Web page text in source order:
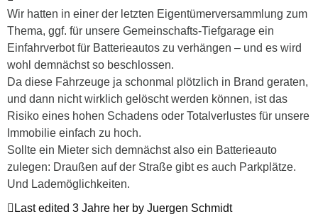
Wir hatten in einer der letzten Eigentümerversammlung zum
Thema, ggf. für unsere Gemeinschafts-Tiefgarage ein
Einfahrverbot für Batterieautos zu verhängen – und es wird
wohl demnächst so beschlossen.
Da diese Fahrzeuge ja schonmal plötzlich in Brand geraten,
und dann nicht wirklich gelöscht werden können, ist das
Risiko eines hohen Schadens oder Totalverlustes für unsere
Immobilie einfach zu hoch.
Sollte ein Mieter sich demnächst also ein Batterieauto
zulegen: Draußen auf der Straße gibt es auch Parkplätze.
Und Lademöglichkeiten.
Last edited 3 Jahre her by Juergen Schmidt